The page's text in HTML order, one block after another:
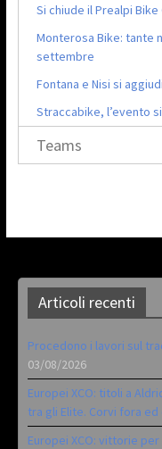
Si chiude il Prealpi
Monterosa Bike: tante
settembre
Fontana e Nisi si
Straccabike, l’evento
Teams
Articoli recenti
Procedono i lavori sul
03/08/2026
Europei XCO: titoli a
tra gli Elite. Corvi fora ed
Europei XCO: vittorie